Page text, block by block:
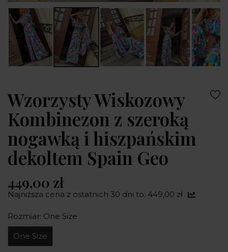
Wzorzysty Wiskozowy
Kombinezon z szeroką
nogawką i hiszpańskim
dekoltem Spain Geo
449,00 zł
Najniższa cena z ostatnich 30 dni to: 449,00 zł
Rozmiar: One Size
One Size